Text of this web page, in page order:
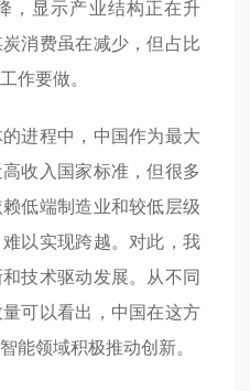
，显示产业结构正在升
消费虽在减少，但占比
作要做。
进程中，中国作为最大
收入国家标准，但很多
低端制造业和较低层级
以实现跨越。对此，我
技术驱动发展。从不同
可以看出，中国在这方
能领域积极推动创新。